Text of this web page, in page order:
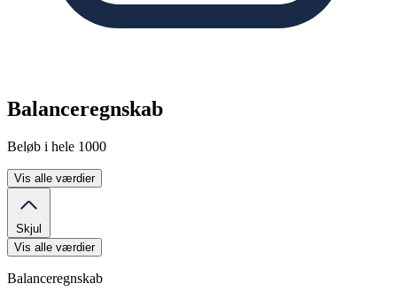
Balanceregnskab
Beløb i hele 1000
Vis alle værdier
Skjul
Vis alle værdier
Balanceregnskab